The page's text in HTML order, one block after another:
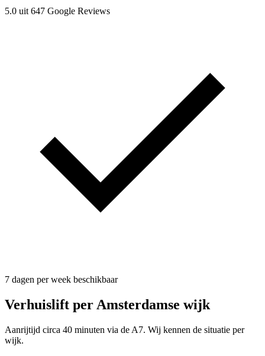
5.0 uit 647 Google Reviews
7 dagen per week beschikbaar
Verhuislift per Amsterdamse wijk
Aanrijtijd circa 40 minuten via de A7. Wij kennen de situatie per
wijk.